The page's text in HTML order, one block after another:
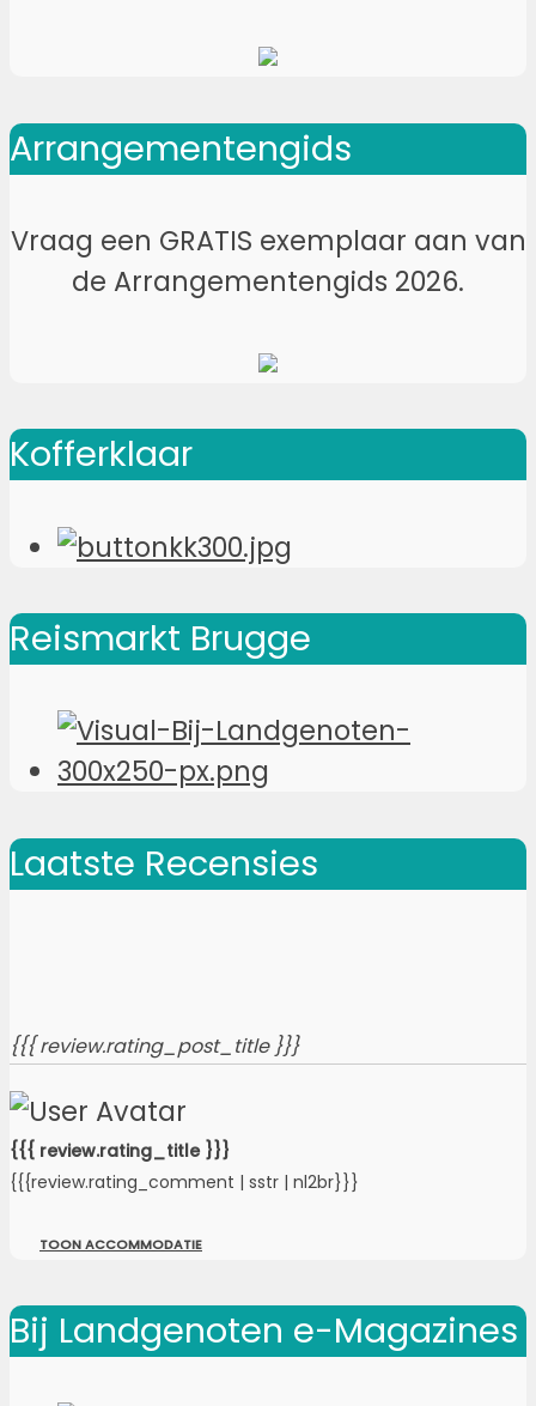
Arrangementengids
Vraag een GRATIS exemplaar aan van
de Arrangementengids 2026.
Kofferklaar
Reismarkt Brugge
Laatste Recensies
{{{ review.rating_post_title }}}
{{{ review.rating_title }}}
{{{review.rating_comment | sstr | nl2br}}}
TOON ACCOMMODATIE
Bij Landgenoten e-Magazines